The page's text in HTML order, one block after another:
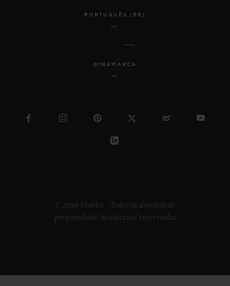
PORTUGUÊS (BR)
DINAMARCA
© 2026 Hublot - Todos os direitos de
propriedade intelectual reservados